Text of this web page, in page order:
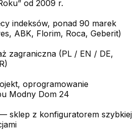
od 2009 r.
indeksów, ponad 90 marek
ABK, Florim, Roca, Geberit)
zagraniczna (PL / EN / DE,
oprogramowanie
Modny Dom 24
sklep z konfiguratorem szybkiej